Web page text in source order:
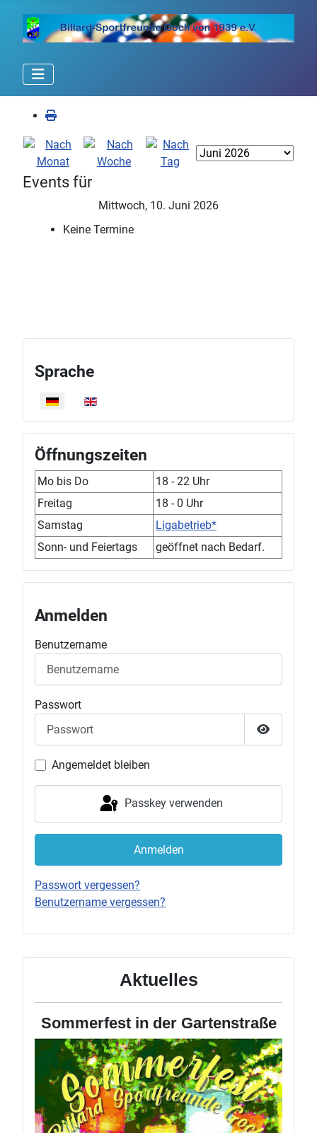
Aktuelles
Sommerfest in der Gartenstraße
Events für
Mittwoch, 10. Juni 2026
Keine Termine
Sprache auswählen
Sprache
Öffnungszeiten
Mo bis Do
18 - 22 Uhr
Freitag
18 - 0 Uhr
Samstag
Ligabetrieb*
Sonn- und Feiertags
geöffnet nach Bedarf.
Anmelden
Benutzername
Passwort
Passwort
Angemeldet bleiben
Passkey verwenden
Anmelden
Passwort vergessen?
Benutzername vergessen?